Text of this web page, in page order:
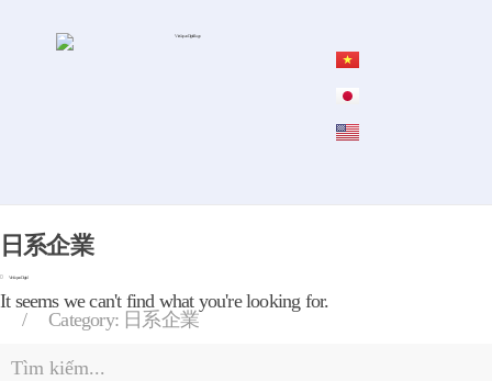
日系企業
Viet Japan Digital
Category: 日系企業
It seems we can't find what you're looking for.